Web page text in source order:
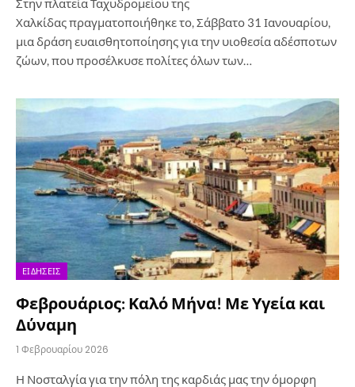
Χαλκίδας πραγματοποιήθηκε το, Σάββατο 31 Ιανουαρίου,
μια δράση ευαισθητοποίησης για την υιοθεσία αδέσποτων
ζώων, που προσέλκυσε πολίτες όλων των…
ΕΙΔΉΣΕΙΣ
Φεβρουάριος: Καλό Μήνα! Με Υγεία και
Δύναμη
1 Φεβρουαρίου 2026
Η Νοσταλγία για την πόλη της καρδιάς μας την όμορφη